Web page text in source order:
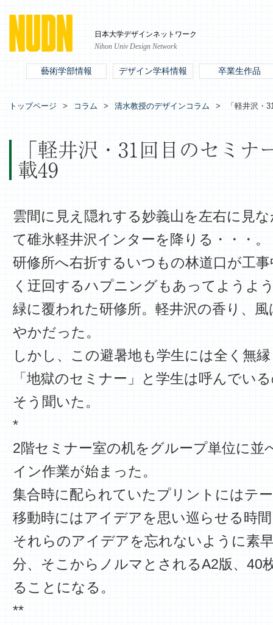
日本大学デザインネットワーク
Nihon Univ Design Network
藝術学部情報 デザイン学科情報 卒業生作品
トップページ コラム 清水教授のデザインコラム 「軽井沢・
「軽井沢・31回目のセミナ
載49
雲間に見え隠れする妙義山を左右に見
て碓氷軽井沢インターを降りる・・・。
研修所へ右折するいつもの林道口が工
く迂回するハプニングもあってようよ
緑に覆われた研修所。軽井沢の香り、
やかだった。
しかし、この避暑地も学生には全く無
「地獄のセミナー」と学生は呼んでい
そう聞いた。
*
2階セミナー室の机をグループ単位に並
イン作業が始まった。
集合時に配られていたプリントにはテ
移動時にはアイデアを思い巡らせる時
それらのアイデアを忘れないように素
分、そこからノルマとされるA2版、40
ることになる。
**